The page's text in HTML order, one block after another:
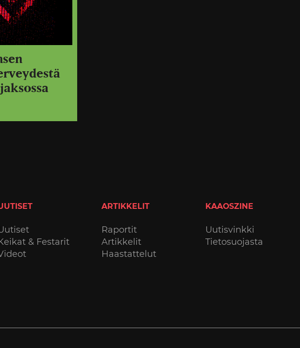
& Festarit
ARTIKKELIT
Raportit
Artikkelit
Haastattelut
KAAOSZINE
Uutisvinkki
Tietosuojasta